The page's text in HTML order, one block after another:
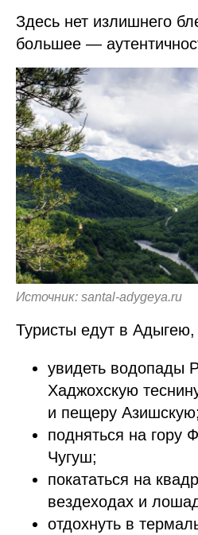
Здесь нет излишнего
большее —
Источник: santal-adygeya.ru
Туристы едут в Адыгею,
увидеть водопады
Хаджохскую
и пещеру Азишскую;
подняться на гору
Чугуш;
покататься на
вездеходах и
отдохнуть в